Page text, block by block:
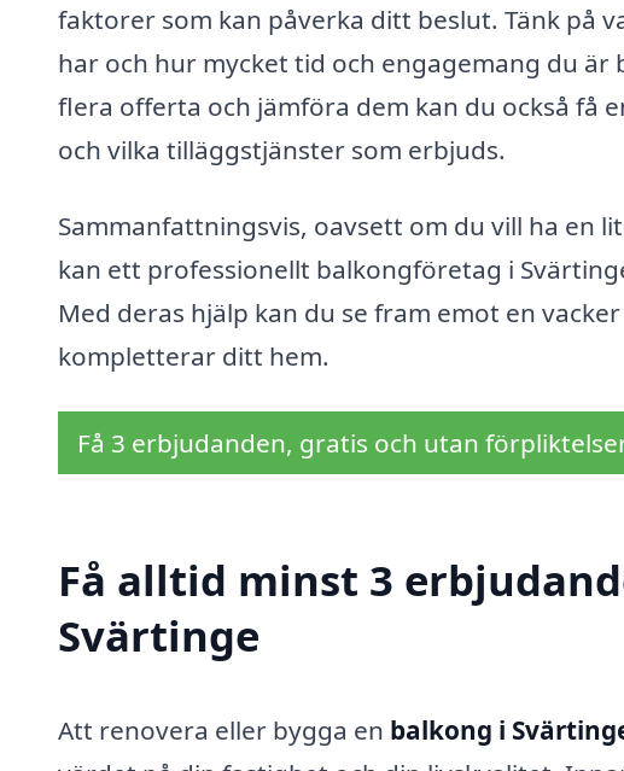
faktorer som kan påverka ditt beslut. Tänk på
har och hur mycket tid och engagemang du
flera offerta och jämföra dem kan du också få
och vilka tilläggstjänster som erbjuds.
Sammanfattningsvis, oavsett om du vill ha en
kan ett professionellt balkongföretag i
Med deras hjälp kan du se fram emot en
kompletterar ditt hem.
Få 3 erbjudanden, gratis och utan
Få alltid minst 3
Svärtinge
Att renovera eller bygga en balkong i